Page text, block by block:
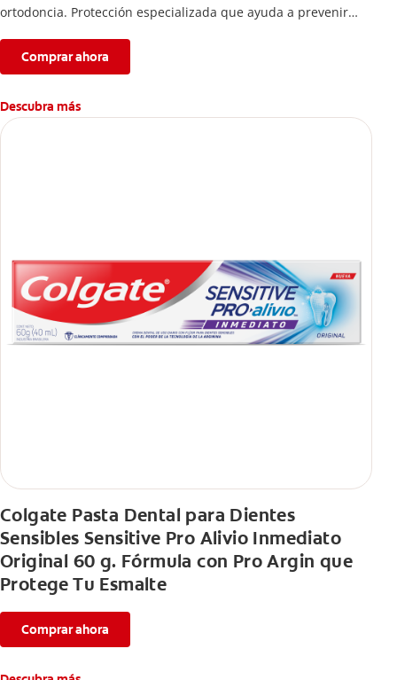
ortodoncia. Protección especializada que ayuda a prevenir
Comprar ahora
Descubra más
Colgate Pasta Dental para Dientes
Sensibles Sensitive Pro Alivio Inmediato
Original 60 g. Fórmula con Pro Argin que
Protege Tu Esmalte
Comprar ahora